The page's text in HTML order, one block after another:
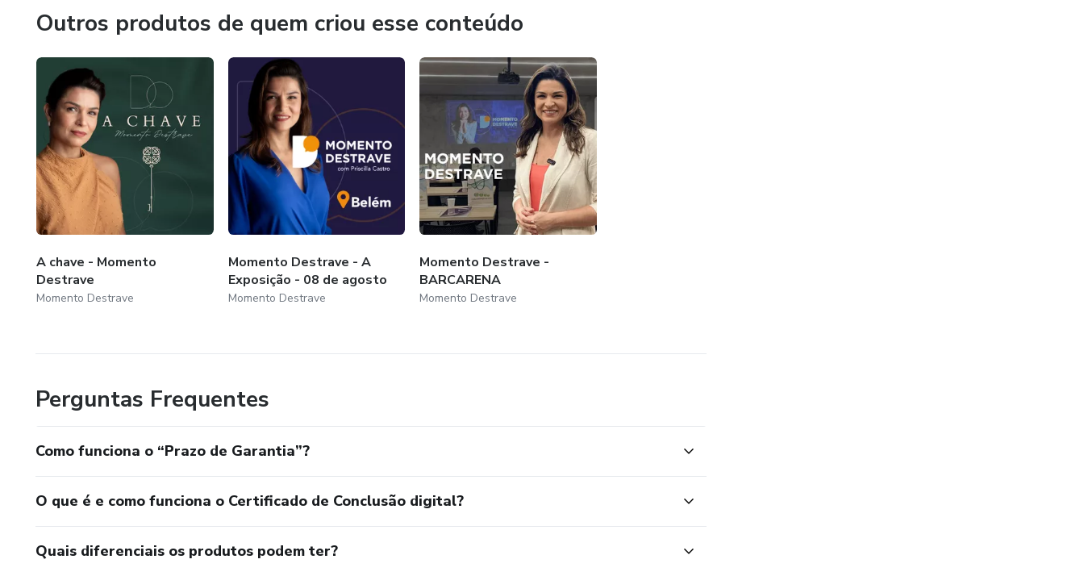
Outros produtos de quem criou esse conteúdo
A chave - Momento
Destrave
Momento Destrave
Momento Destrave - A
Exposição - 08 de agosto
Momento Destrave
Momento Destrave -
BARCARENA
Momento Destrave
Perguntas Frequentes
Como funciona o “Prazo de Garantia”?
O que é e como funciona o Certificado de Conclusão digital?
Quais diferenciais os produtos podem ter?